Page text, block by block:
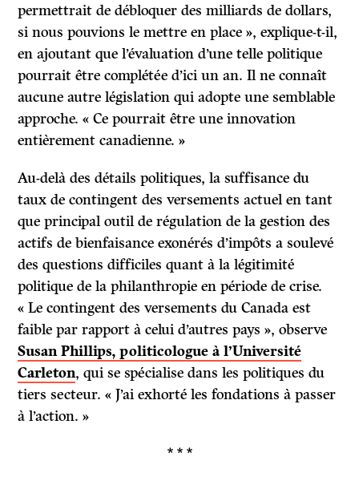
permettrait de débloquer des milliards de dollars,
si nous pouvions le mettre en place », explique-t-il,
en ajoutant que l’évaluation d’une telle politique
pourrait être complétée d’ici un an. Il ne connaît
aucune autre législation qui adopte une semblable
approche. « Ce pourrait être une innovation
entièrement canadienne. »
Au-delà des détails politiques, la suffisance du
taux de contingent des versements actuel en tant
que principal outil de régulation de la gestion des
actifs de bienfaisance exonérés d’impôts a soulevé
des questions difficiles quant à la légitimité
politique de la philanthropie en période de crise.
« Le contingent des versements du Canada est
faible par rapport à celui d’autres pays », observe
Susan Phillips, politicologue à l’Université
Carleton, qui se spécialise dans les politiques du
tiers secteur. « J’ai exhorté les fondations à passer
à l’action. »
* * *